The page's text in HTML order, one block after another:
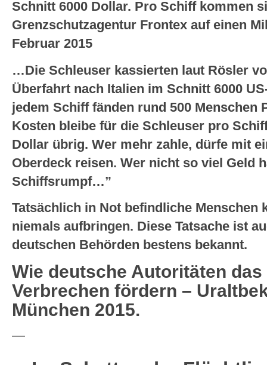
Schnitt 6000 Dollar. Pro Schiff kommen
Grenzschutzagentur Frontex auf einen
Februar 2015
…Die Schleuser kassierten laut Rösler
Überfahrt nach Italien im Schnitt 6000
jedem Schiff fänden rund 500 Menschen
Kosten bleibe für die Schleuser pro
Dollar übrig. Wer mehr zahle, dürfe mit
Oberdeck reisen. Wer nicht so viel Geld
Schiffsrumpf…”
Tatsächlich in Not befindliche Menschen
niemals aufbringen. Diese Tatsache ist
deutschen Behörden bestens bekannt.
Wie deutsche Autoritäten
Verbrechen fördern –
München 2015.
—